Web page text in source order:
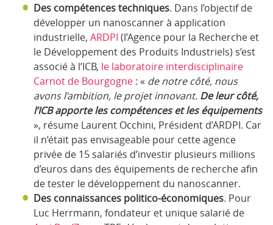
Des compétences techniques. Dans l’objectif de
développer un nanoscanner à application
industrielle, ARDPI (l’Agence pour la Recherche et
le Développement des Produits Industriels) s’est
associé à l’ICB, le laboratoire interdisciplinaire
Carnot de Bourgogne : « de notre côté, nous
avons l’ambition, le projet innovant. De leur côté,
l’ICB apporte les compétences et les équipements
», résume Laurent Occhini, Président d’ARDPI. Car
il n’était pas envisageable pour cette agence
privée de 15 salariés d’investir plusieurs millions
d’euros dans des équipements de recherche afin
de tester le développement du nanoscanner.
Des connaissances politico-économiques. Pour
Luc Herrmann, fondateur et unique salarié de